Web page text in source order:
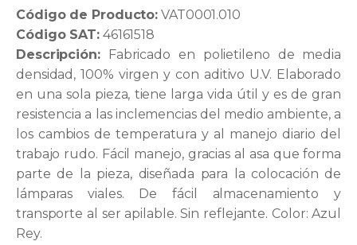
Código de Producto: VAT0001.010
Código SAT:46161518
Descripción:Fabricado en polietileno de media
densidad, 100% virgen y con aditivo U.V. Elaborado
en una sola pieza, tiene larga vida útil y es de gran
resistencia a las inclemencias del medio ambiente, a
los cambios de temperatura y al manejo diario del
trabajo rudo. Fácil manejo, gracias al asa que forma
parte de la pieza, diseñada para la colocación de
lámparas viales. De fácil almacenamiento y
transporte al ser apilable. Sin reflejante. Color: Azul
Rey.